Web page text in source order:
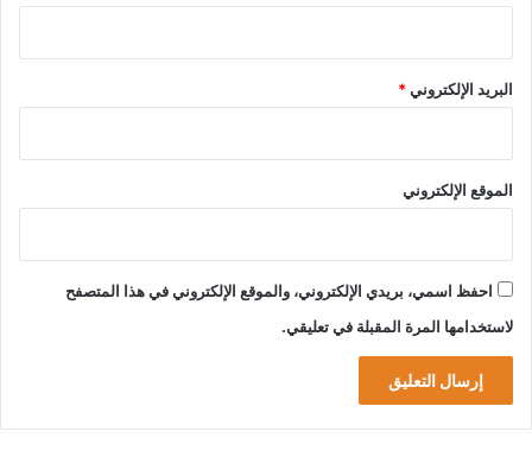
البريد الإلكتروني*
الموقع الإلكتروني
احفظ اسمي، بريدي الإلكتروني، والموقع الإلكتروني في هذا المتصفح
لاستخدامها المرة المقبلة في تعليقي.